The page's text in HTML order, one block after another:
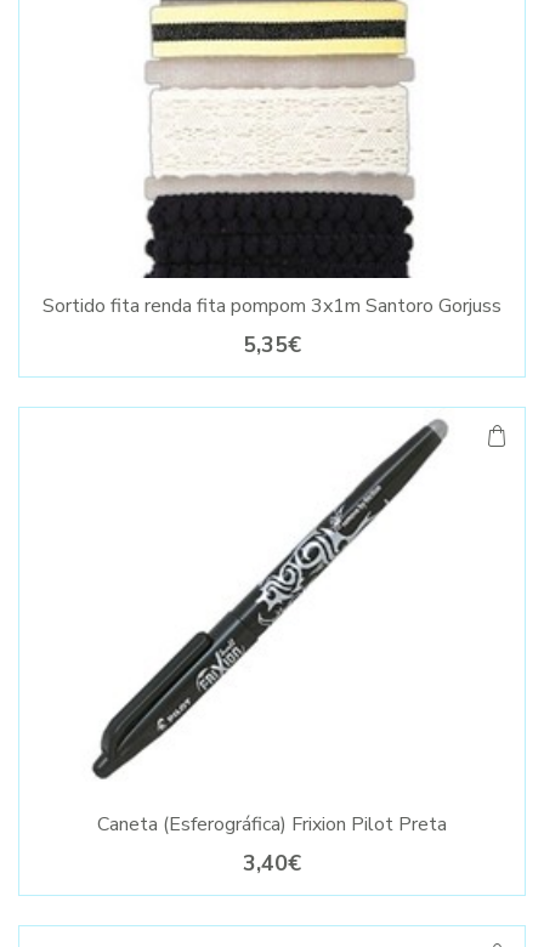
Sortido fita renda fita pompom 3x1m Santoro Gorjuss
5,35€
Caneta (Esferográfica) Frixion Pilot Preta
3,40€